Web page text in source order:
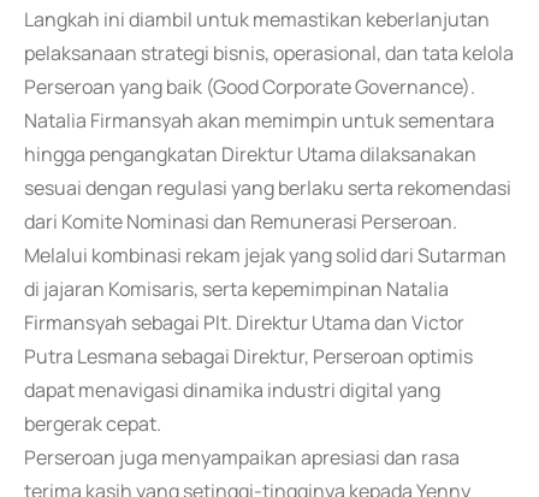
Langkah ini diambil untuk memastikan keberlanjutan
pelaksanaan strategi bisnis, operasional, dan tata kelola
Perseroan yang baik (Good Corporate Governance).
Natalia Firmansyah akan memimpin untuk sementara
hingga pengangkatan Direktur Utama dilaksanakan
sesuai dengan regulasi yang berlaku serta rekomendasi
dari Komite Nominasi dan Remunerasi Perseroan.
Melalui kombinasi rekam jejak yang solid dari Sutarman
di jajaran Komisaris, serta kepemimpinan Natalia
Firmansyah sebagai Plt. Direktur Utama dan Victor
Putra Lesmana sebagai Direktur, Perseroan optimis
dapat menavigasi dinamika industri digital yang
bergerak cepat.
Perseroan juga menyampaikan apresiasi dan rasa
terima kasih yang setinggi-tingginya kepada Yenny